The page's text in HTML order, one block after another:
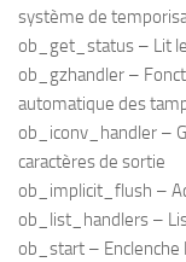
système de
ob_get_status – Lit
ob_gzhandler –
automatique des
ob_iconv_handler –
caractères de sortie
ob_implicit_flush –
ob_list_handlers –
ob_start – Enclenche